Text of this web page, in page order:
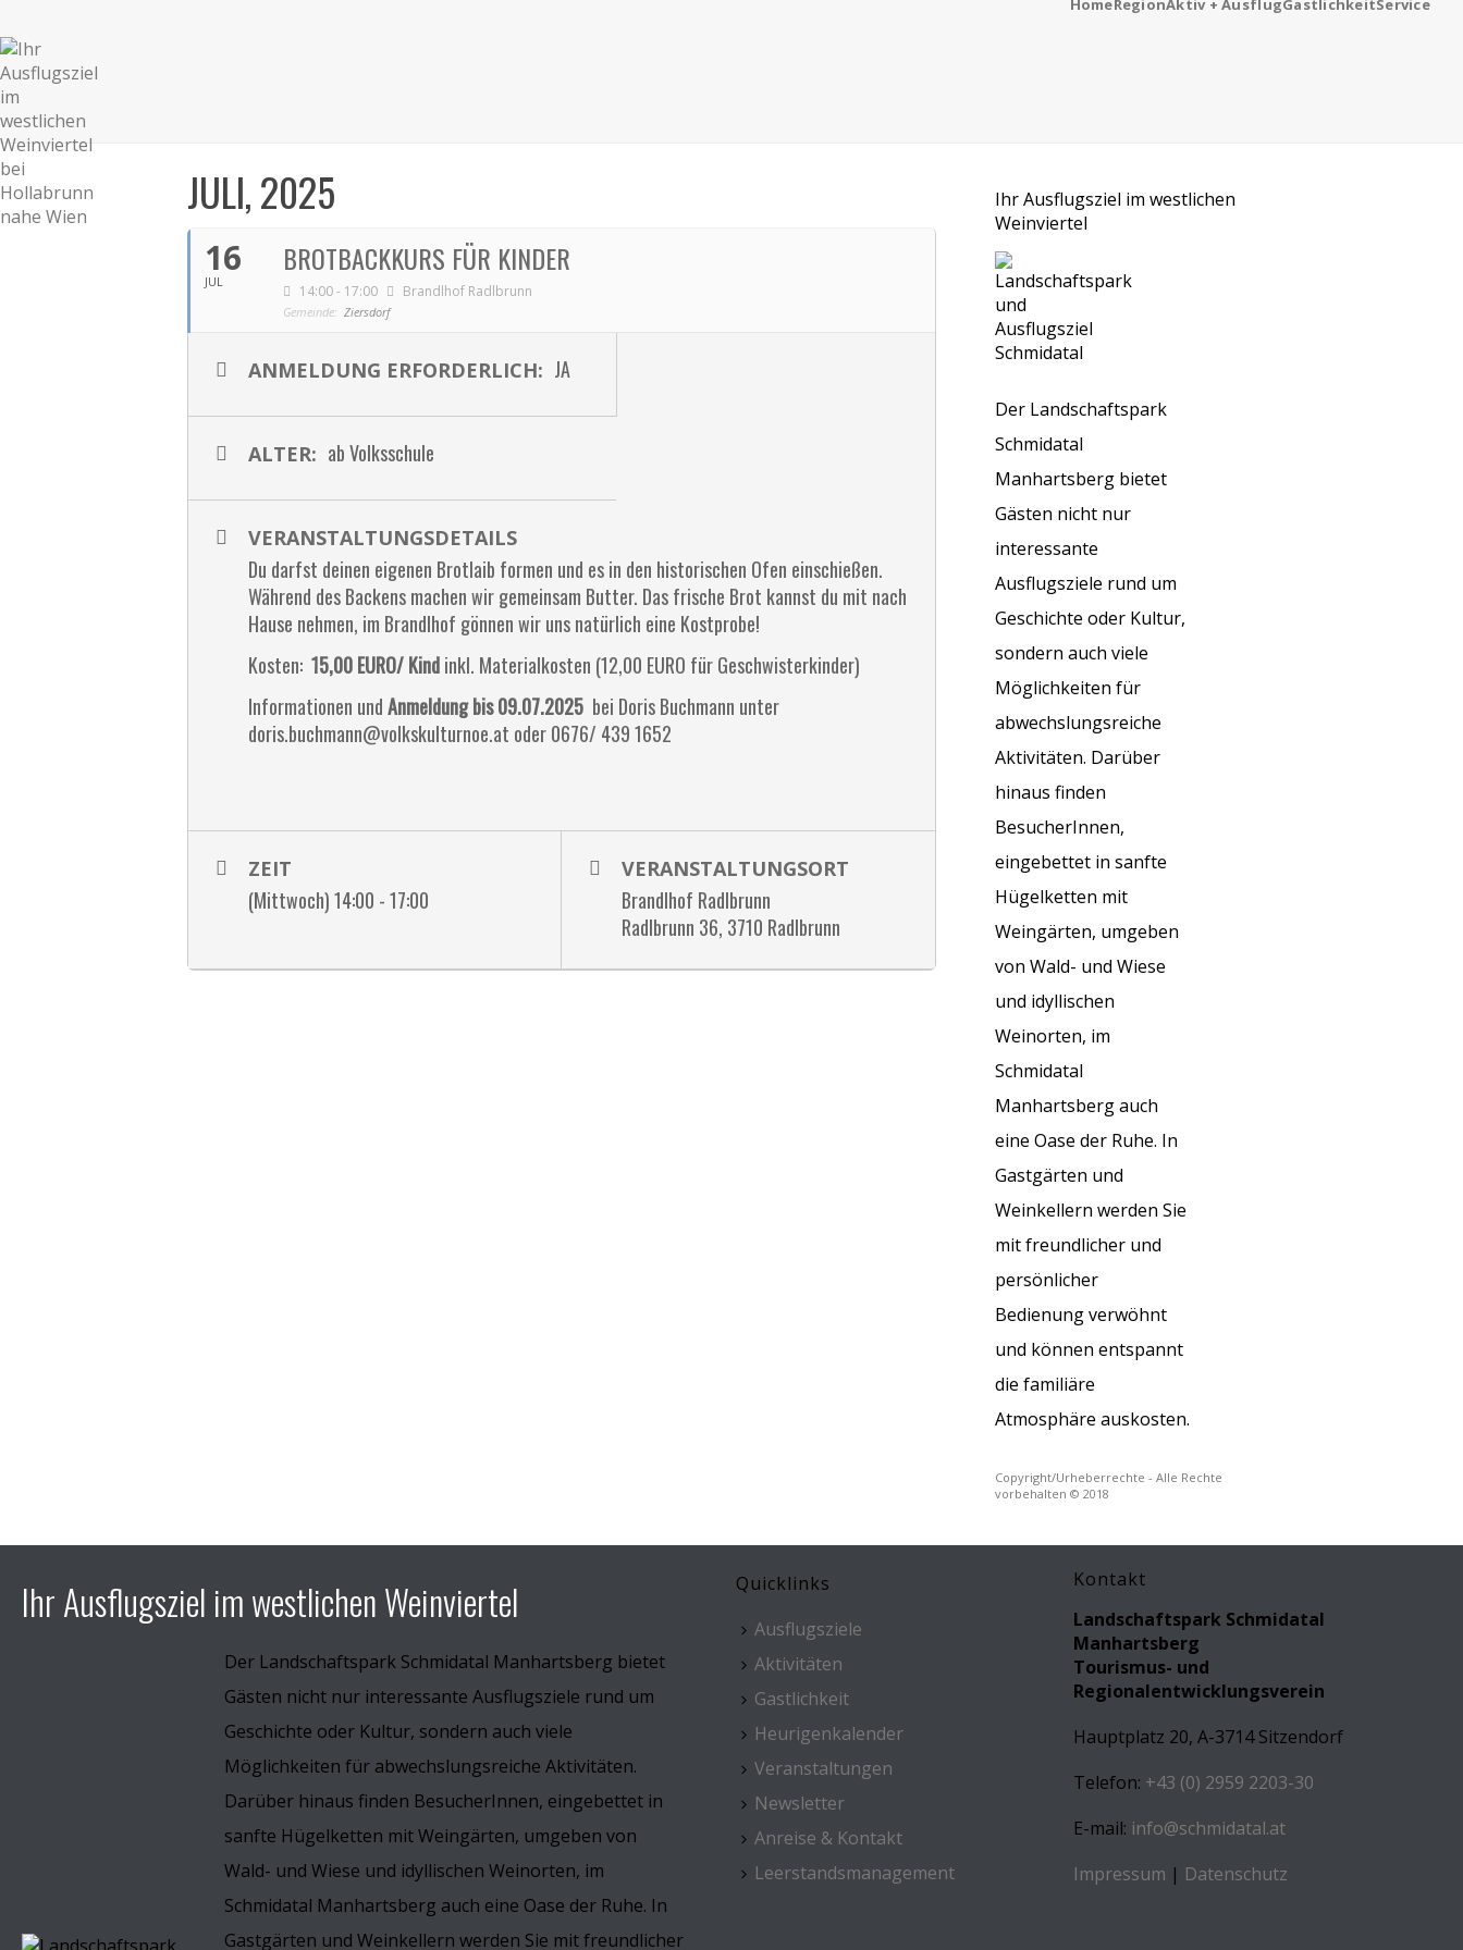
Home RegionAktiv + AusflugGastlichkeitService
JULI, 2025
16
JUL
BROTBACKKURS FÜR KINDER
14:00 - 17:00 Brandlhof Radlbrunn
Gemeinde: Ziersdorf
ANMELDUNG ERFORDERLICH: JA
ALTER: ab Volksschule
VERANSTALTUNGSDETAILS
Du darfst deinen eigenen Brotlaib formen und es in den historischen Ofen einschießen.
Während des Backens machen wir gemeinsam Butter. Das frische Brot kannst du mit nach
Hause nehmen, im Brandlhof gönnen wir uns natürlich eine Kostprobe!
Kosten: 15,00 EURO/ Kindinkl. Materialkosten (12,00 EURO für Geschwisterkinder)
Informationen undAnmeldung bis 09.07.2025 bei Doris Buchmann unter
doris.buchmann@volkskulturnoe.at oder 0676/ 439 1652
ZEIT
(Mittwoch) 14:00 - 17:00
VERANSTALTUNGSORT
Brandlhof Radlbrunn
Radlbrunn 36, 3710 Radlbrunn
Ihr Ausflugsziel im westlichen
Weinviertel
Der Landschaftspark
Schmidatal
Manhartsberg bietet
Gästen nicht nur
interessante
Ausflugsziele rund um
Geschichte oder Kultur,
sondern auch viele
Möglichkeiten für
abwechslungsreiche
Aktivitäten. Darüber
hinaus finden
BesucherInnen,
eingebettet in sanfte
Hügelketten mit
Weingärten, umgeben
von Wald- und Wiese
und idyllischen
Weinorten, im
Schmidatal
Manhartsberg auch
eine Oase der Ruhe. In
Gastgärten und
Weinkellern werden Sie
mit freundlicher und
persönlicher
Bedienung verwöhnt
und können entspannt
die familiäre
Atmosphäre auskosten.
Copyright/Urheberrechte - Alle Rechte
vorbehalten © 2018
Ihr Ausflugsziel im westlichen Weinviertel
Der Landschaftspark Schmidatal Manhartsberg bietet
Gästen nicht nur interessante Ausflugsziele rund um
Geschichte oder Kultur, sondern auch viele
Möglichkeiten für abwechslungsreiche Aktivitäten.
Darüber hinaus finden BesucherInnen, eingebettet in
sanfte Hügelketten mit Weingärten, umgeben von
Wald- und Wiese und idyllischen Weinorten, im
Schmidatal Manhartsberg auch eine Oase der Ruhe. In
Gastgärten und Weinkellern werden Sie mit freundlicher
Quicklinks
Ausflugsziele
Aktivitäten
Gastlichkeit
Heurigenkalender
Veranstaltungen
Newsletter
Anreise & Kontakt
Leerstandsmanagement
Kontakt
Landschaftspark Schmidatal
Manhartsberg
Tourismus- und
Regionalentwicklungsverein
Hauptplatz 20, A-3714 Sitzendorf
Telefon: +43 (0) 2959 2203-30
E-mail: info@schmidatal.at
Impressum | Datenschutz